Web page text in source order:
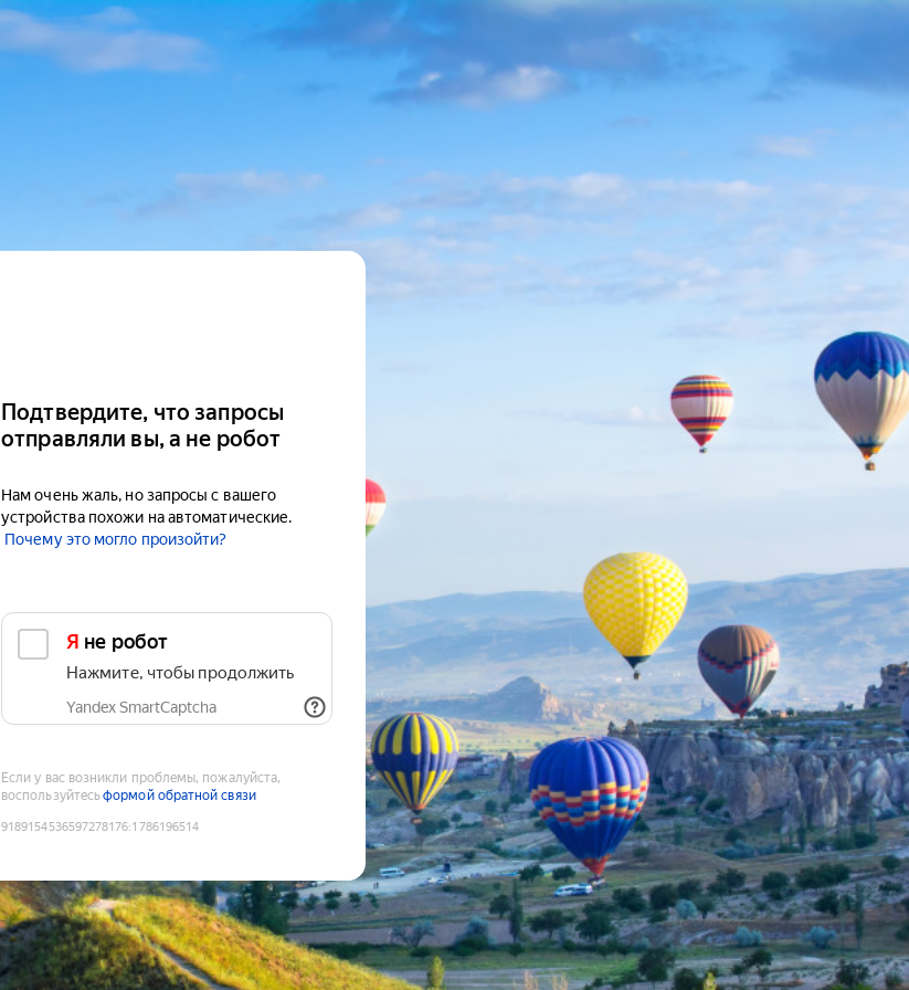
Подтвердите, что запросы
отправляли вы, а не робот
Нам очень жаль, но запросы с вашего
устройства похожи на автоматические.
Почему это могло произойти?
Я не робот
Нажмите, чтобы продолжить
Yandex SmartCaptcha
Если у вас возникли проблемы, пожалуйста,
воспользуйтесьформой обратной связи
9189154536597278176:1786196514